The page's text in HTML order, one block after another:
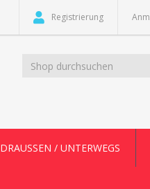
Registrierung
DRAUSSEN / UNTERWEGS